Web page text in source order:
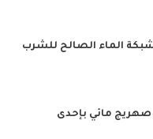
الماء الصالح للشرب
مائي بإحدى